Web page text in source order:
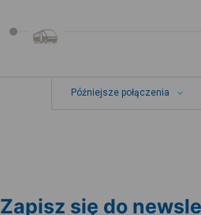
Późniejsze połączenia
Zapisz się do